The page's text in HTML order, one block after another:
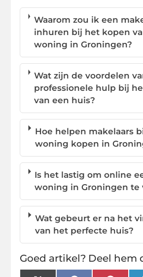
Waarom zou ik een
inhuren bij het kopen
woning in Groningen?
Wat zijn de voordelen
professionele hulp bij
van een huis?
Hoe helpen makelaars
woning kopen in
Is het lastig om online
woning in Groningen te
Wat gebeurt er na het
van het perfecte huis?
Goed artikel? Deel hem